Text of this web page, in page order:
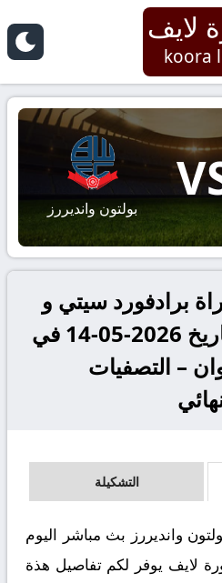
لايف
koora
بولتون وانديررز
برادفورد سيتي و
بولتون وانديررز بتاريخ 2026-05-14 في
– التصفيات
التشكيلة
وانديررز بث مباشر اليوم
2026-05-14. كورة لايف يوفر لكم تفاصيل هذة